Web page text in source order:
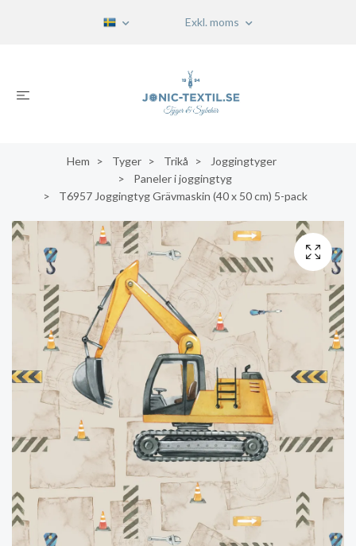
Exkl. moms
Hem Tyger Trikå
Joggingtyger
Paneler i joggingtyg
T6957 Joggingtyg Grävmaskin (40 x 50 cm) 5-pack